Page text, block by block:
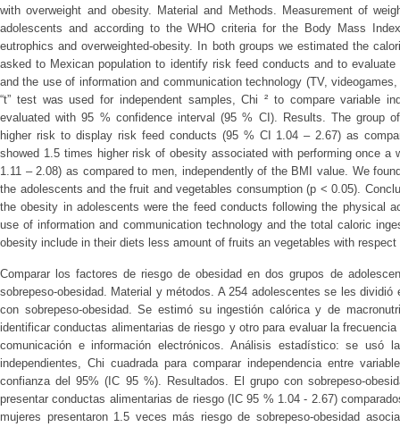
with overweight and obesity. Material and Methods. Measurement of
adolescents and according to the WHO criteria for the Body Mass
eutrophics and overweighted-obesity. In both groups we estimated the
asked to Mexican population to identify risk feed conducts and to
and the use of information and communication technology (TV,
“t” test was used for independent samples, Chi ² to compare variable
evaluated with 95 % confidence interval (95 % CI). Results. The group
higher risk to display risk feed conducts (95 % CI 1.04 – 2.67) as
showed 1.5 times higher risk of obesity associated with performing once
1.11 – 2.08) as compared to men, independently of the BMI value. We
the adolescents and the fruit and vegetables consumption (p < 0.05).
the obesity in adolescents were the feed conducts following the physical
use of information and communication technology and the total caloric
obesity include in their diets less amount of fruits an vegetables with
Comparar los factores de riesgo de obesidad en dos grupos de
sobrepeso-obesidad. Material y métodos. A 254 adolescentes se les
con sobrepeso-obesidad. Se estimó su ingestión calórica y de
identificar conductas alimentarias de riesgo y otro para evaluar la
comunicación e información electrónicos. Análisis estadístico: se usó
independientes, Chi cuadrada para comparar independencia entre
confianza del 95% (IC 95 %). Resultados. El grupo con sobrepeso-
presentar conductas alimentarias de riesgo (IC 95 % 1.04 - 2.67)
mujeres presentaron 1.5 veces más riesgo de sobrepeso-obesidad